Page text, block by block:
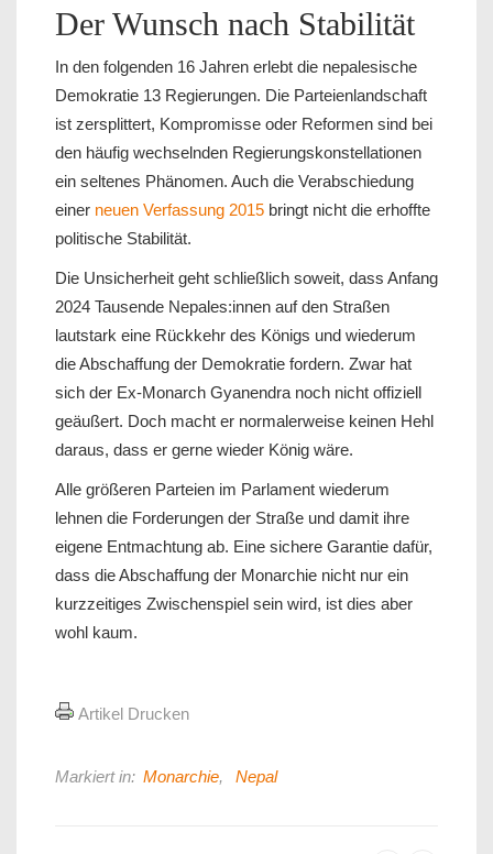
Der Wunsch nach Stabilität
In den folgenden 16 Jahren erlebt die nepalesische
Demokratie 13 Regierungen. Die Parteienlandschaft
ist zersplittert, Kompromisse oder Reformen sind bei
den häufig wechselnden Regierungskonstellationen
ein seltenes Phänomen. Auch die Verabschiedung
einer neuen Verfassung 2015 bringt nicht die erhoffte
politische Stabilität.
Die Unsicherheit geht schließlich soweit, dass Anfang
2024 Tausende Nepales:innen auf den Straßen
lautstark eine Rückkehr des Königs und wiederum
die Abschaffung der Demokratie fordern. Zwar hat
sich der Ex-Monarch Gyanendra noch nicht offiziell
geäußert. Doch macht er normalerweise keinen Hehl
daraus, dass er gerne wieder König wäre.
Alle größeren Parteien im Parlament wiederum
lehnen die Forderungen der Straße und damit ihre
eigene Entmachtung ab. Eine sichere Garantie dafür,
dass die Abschaffung der Monarchie nicht nur ein
kurzzeitiges Zwischenspiel sein wird, ist dies aber
wohl kaum.
Artikel Drucken
Markiert in: Monarchie, Nepal